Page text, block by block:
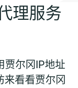
理服务
贾尔冈IP地址
来看看贾尔冈